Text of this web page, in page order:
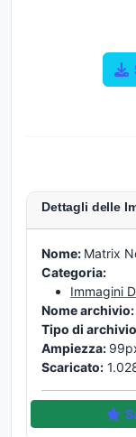
Dettagli delle
Nome: Matrix
Categoria:
Immagini
Nome archivio:
Tipo di
Ampiezza:
Scaricato: